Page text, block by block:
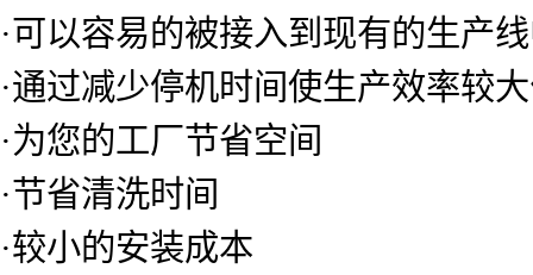
·可以容易的被接入到现有的生产
·通过减少停机时间使生产效率较
·为您的工厂节省空间
·节省清洗时间
·较小的安装成本